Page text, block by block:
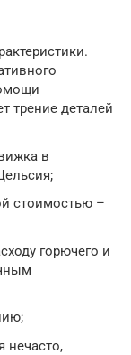
трение деталей
в
стоимостью –
горючего и
нечасто,